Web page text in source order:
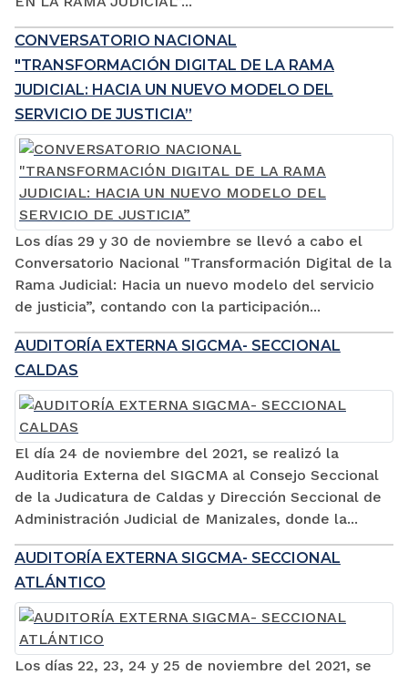
CONVERSATORIO NACIONAL
"TRANSFORMACIÓN DIGITAL DE LA RAMA
JUDICIAL: HACIA UN NUEVO MODELO DEL
SERVICIO DE JUSTICIA”
Los días 29 y 30 de noviembre se llevó a cabo el
Conversatorio Nacional "Transformación Digital de la
Rama Judicial: Hacia un nuevo modelo del servicio
de justicia”, contando con la participación...
AUDITORÍA EXTERNA SIGCMA- SECCIONAL
CALDAS
El día 24 de noviembre del 2021, se realizó la
Auditoria Externa del SIGCMA al Consejo Seccional
de la Judicatura de Caldas y Dirección Seccional de
Administración Judicial de Manizales, donde la...
AUDITORÍA EXTERNA SIGCMA- SECCIONAL
ATLÁNTICO
Los días 22, 23, 24 y 25 de noviembre del 2021, se